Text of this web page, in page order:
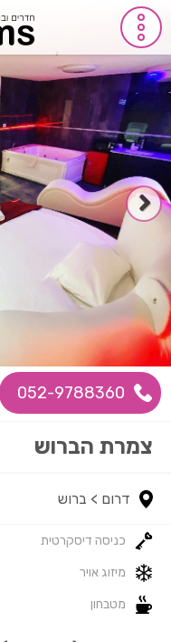
052-9788360
צמרת הברוש
דרום > ברוש
כניסה דיסקרטית
מיזוג אויר
מטבחון